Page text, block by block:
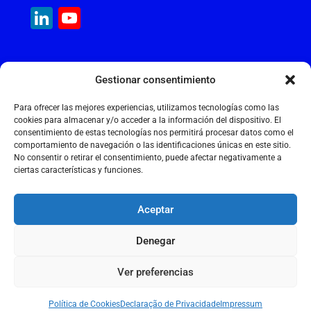
Gestionar consentimiento
Para ofrecer las mejores experiencias, utilizamos tecnologías como las
cookies para almacenar y/o acceder a la información del dispositivo. El
consentimiento de estas tecnologías nos permitirá procesar datos como el
comportamiento de navegación o las identificaciones únicas en este sitio.
No consentir o retirar el consentimiento, puede afectar negativamente a
ciertas características y funciones.
Aceptar
Denegar
Ver preferencias
Política de CookiesDeclaração de Privacidade Impressum
c
e
b
o
k
ai
A
p
dI
n
a
m
LinkedIn
Calle Cantir, 12 – Nave 7
Polígono Industrial Magarola
08292 Esparreguera – Barcelona
+34 934 397 038
info@maquinariainternacional.com
Política de privacidade
2026 © MAQUINARIA INTERNACIONAL S.L.